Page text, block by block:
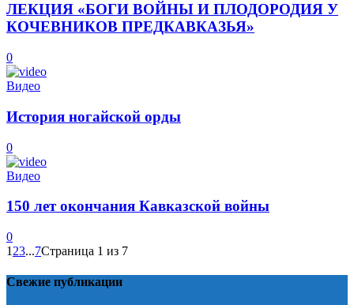
ЛЕКЦИЯ «БОГИ ВОЙНЫ И ПЛОДОРОДИЯ У
КОЧЕВНИКОВ ПРЕДКАВКАЗЬЯ»
0
Видео
История ногайской орды
0
Видео
150 лет окончания Кавказской войны
0
1 23...7Страница 1 из 7
Свежие публикации